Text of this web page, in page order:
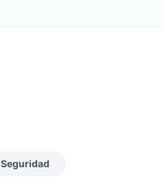
Seguridad